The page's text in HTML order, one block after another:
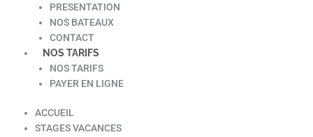
PRESENTATION
NOS BATEAUX
CONTACT
NOS TARIFS
NOS TARIFS
PAYER EN LIGNE
ACCUEIL
STAGES VACANCES